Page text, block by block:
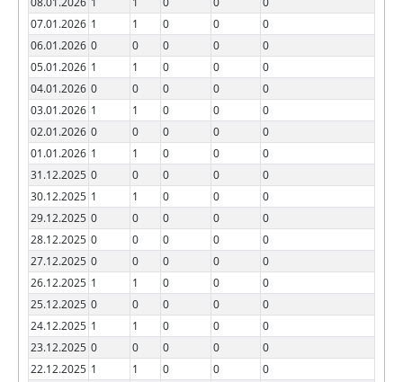
07.01.2026 1 1 0 0
0
06.01.2026 0 0 0 0
0
05.01.2026 1 1 0 0
0
04.01.2026 0 0 0 0
0
03.01.2026 1 1 0 0
0
02.01.2026 0 0 0 0
0
01.01.2026 1 1 0 0
0
31.12.2025 0 0 0 0
0
30.12.2025 1 1 0 0
0
29.12.2025 0 0 0 0
0
28.12.2025 0 0 0 0
0
27.12.2025 0 0 0 0
0
26.12.2025 1 1 0 0
0
25.12.2025 0 0 0 0
0
24.12.2025 1 1 0 0
0
23.12.2025 0 0 0 0
0
22.12.2025 1 1 0 0
0